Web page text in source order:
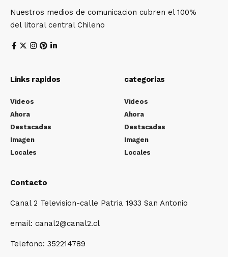
Nuestros medios de comunicacion cubren el 100%
del litoral central Chileno
Links rapidos
Videos
Ahora
Destacadas
Imagen
Locales
categorias
Videos
Ahora
Destacadas
Imagen
Locales
Contacto
Canal 2 Television-calle Patria 1933 San Antonio
email: canal2@canal2.cl
Telefono: 352214789